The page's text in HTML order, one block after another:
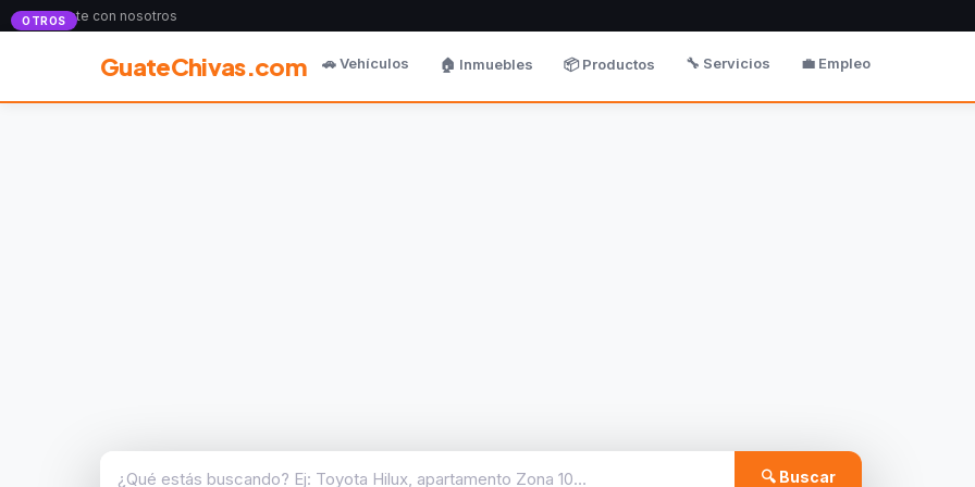
Anunciate con nosotros
GuateChivas.com 🚗 Vehículos 🏠 Inmuebles 📦 Productos 🔧 Servicios 💼 Empleo
🔍 Buscar
OTROS